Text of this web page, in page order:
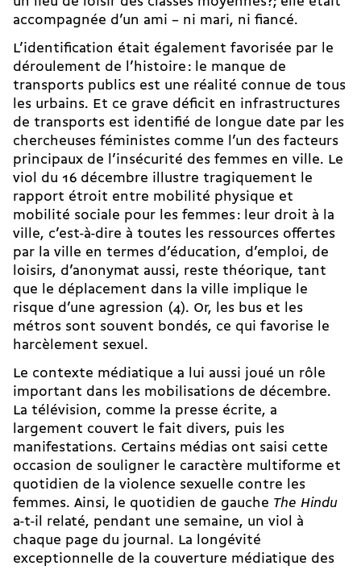
accompagnée d’un ami – ni mari, ni fiancé.
L’identification était également favorisée par le
déroulement de l’histoire : le manque de
transports publics est une réalité connue de tous
les urbains. Et ce grave déficit en infrastructures
de transports est identifié de longue date par les
chercheuses féministes comme l’un des facteurs
principaux de l’insécurité des femmes en ville. Le
viol du 16 décembre illustre tragiquement le
rapport étroit entre mobilité physique et
mobilité sociale pour les femmes : leur droit à la
ville, c’est-à-dire à toutes les ressources offertes
par la ville en termes d’éducation, d’emploi, de
loisirs, d’anonymat aussi, reste théorique, tant
que le déplacement dans la ville implique le
risque d’une agression (4). Or, les bus et les
métros sont souvent bondés, ce qui favorise le
harcèlement sexuel.
Le contexte médiatique a lui aussi joué un rôle
important dans les mobilisations de décembre.
La télévision, comme la presse écrite, a
largement couvert le fait divers, puis les
manifestations. Certains médias ont saisi cette
occasion de souligner le caractère multiforme et
quotidien de la violence sexuelle contre les
femmes. Ainsi, le quotidien de gauche The Hindu
a-t-il relaté, pendant une semaine, un viol à
chaque page du journal. La longévité
exceptionnelle de la couverture médiatique des